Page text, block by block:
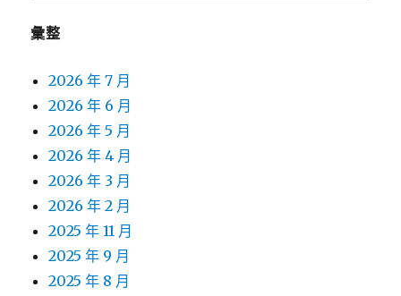
彙整
2026 年 7 月
2026 年 6 月
2026 年 5 月
2026 年 4 月
2026 年 3 月
2026 年 2 月
2025 年 11 月
2025 年 9 月
2025 年 8 月